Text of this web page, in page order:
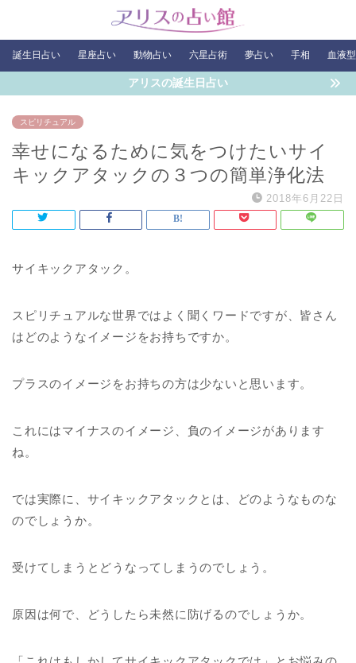
誕生日占い 星座占い 動物占い 六星占術 夢占い 手相 血液
アリスの誕生日占い
スピリチュアル
幸せになるために気をつけたいサイ
キックアタックの３つの簡単浄化法
2018年6月22日
サイキックアタック。
スピリチュアルな世界ではよく聞くワードですが、皆さん
はどのようなイメージをお持ちですか。
プラスのイメージをお持ちの方は少ないと思います。
これにはマイナスのイメージ、負のイメージがあります
ね。
では実際に、サイキックアタックとは、どのようなものな
のでしょうか。
受けてしまうとどうなってしまうのでしょう。
原因は何で、どうしたら未然に防げるのでしょうか。